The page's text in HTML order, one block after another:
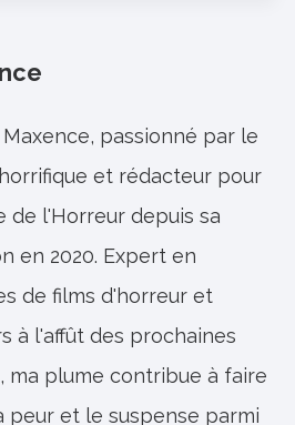
Maxence, passionné par le
et rédacteur pour
de l'Horreur depuis sa
en 2020. Expert en
de films d'horreur et
à l'affût des prochaines
ma plume contribue à faire
peur et le suspense parmi